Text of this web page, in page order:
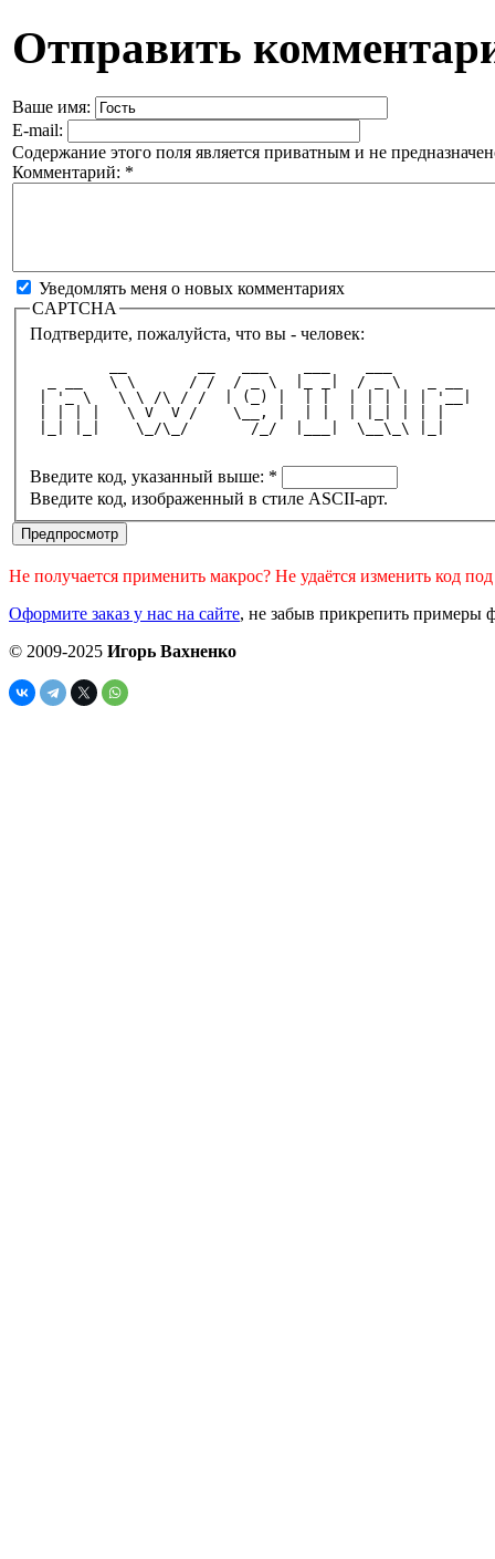
Отправить
Ваше имя:
E-mail:
Содержание этого поля является приватным и не
Комментарий: *
Уведомлять меня о новых комментариях
CAPTCHA
Подтвердите, пожалуйста, что вы - человек:
  _ __   \ \      / /  / _ \  |_ _|  / _ \   _ __
| '_ \   \ \ /\ / /  | (_) |  | |  | | | | | '__|
| | | |   \ V  V /    \__, |  | |  | |_| | | |
|_| |_|    \_/\_/       /_/  |___|  \__\_\ |_|
Введите код, указанный выше: *
Введите код, изображенный в стиле ASCII-арт.
Не получается применить макрос? Не удаётся изменить код
Оформите заказ у нас на сайте, не забыв прикрепить примеры
© 2009-2025 Игорь Вахненко